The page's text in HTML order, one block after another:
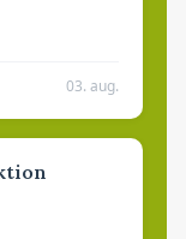
03. aug.